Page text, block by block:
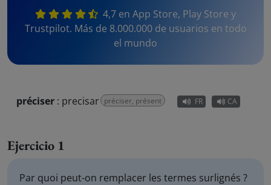
4,7 en App Store, Play Store y
Trustpilot. Más de 8.000.000 de usuarios en todo
el mundo
préciser : precisar préciser, présent FR CA
Ejercicio 1
Par quoi peut-on remplacer les termes surlignés ?